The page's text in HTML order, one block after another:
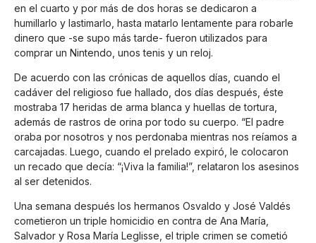
en el cuarto y por más de dos horas se dedicaron a
humillarlo y lastimarlo, hasta matarlo lentamente para robarle
dinero que -se supo más tarde- fueron utilizados para
comprar un Nintendo, unos tenis y un reloj.
De acuerdo con las crónicas de aquellos días, cuando el
cadáver del religioso fue hallado, dos días después, éste
mostraba 17 heridas de arma blanca y huellas de tortura,
además de rastros de orina por todo su cuerpo. “El padre
oraba por nosotros y nos perdonaba mientras nos reíamos a
carcajadas. Luego, cuando el prelado expiró, le colocaron
un recado que decía: “¡Viva la familia!”, relataron los asesinos
al ser detenidos.
Una semana después los hermanos Osvaldo y José Valdés
cometieron un triple homicidio en contra de Ana María,
Salvador y Rosa María Leglisse, el triple crimen se cometió